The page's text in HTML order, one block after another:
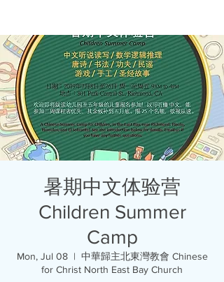
暑期中文体验营
Children Summer
Camp
Mon, Jul 08
  |
中華歸主北東灣教會 Chinese
for Christ North East Bay Church